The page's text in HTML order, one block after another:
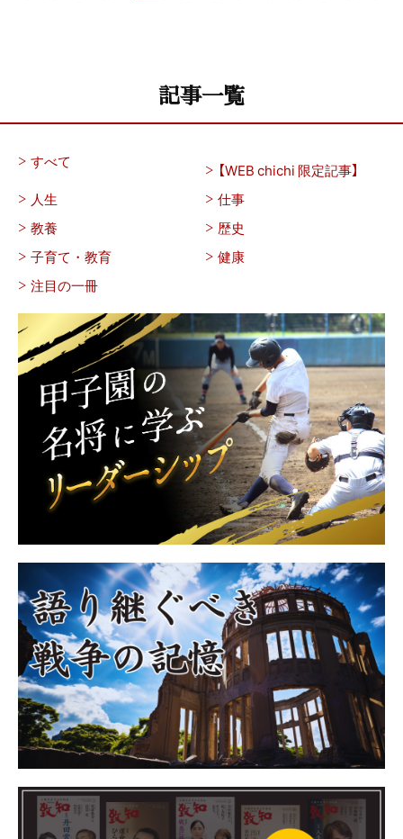
記事一覧
すべて
【WEB chichi 限定記事】
人生
仕事
教養
歴史
子育て・教育
健康
注目の一冊